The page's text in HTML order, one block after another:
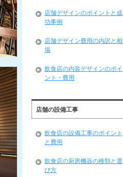
店舗デザインのポイントと成
功事例
店舗デザイン費用の内訳と相
場
飲食店の内装デザインのポイ
ント・費用
店舗の設備工事
飲食店の設備工事のポイント
と費用
飲食店の厨房機器の種類と選
び方